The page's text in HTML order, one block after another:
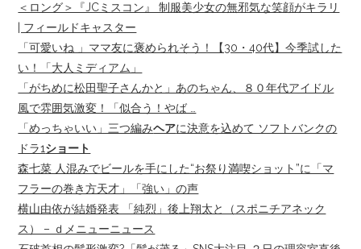
＜ロング＞『JCミスコン』 制服美少女の無邪気な笑顔がキラリ
| フィールドキャスター
「可愛いね 」ママ友に褒められそう！【30・40代】今季試した
い！「大人ミディアム」
「がちめに松田聖子さんかと」あのちゃん、８０年代アイドル
風で雰囲気激変！「似合う！やば …
「めっちゃいい」三つ編みヘアに決意を込めて ソフトバンクの
ドラ1ショート
森七菜 人混みでビールを手にした“お祭り満喫ショット”に「マ
フラーの巻き方天才」「強い」の声
横山由依が結婚発表 「純烈」後上翔太と（スポニチアネック
ス） – ｄメニューニュース